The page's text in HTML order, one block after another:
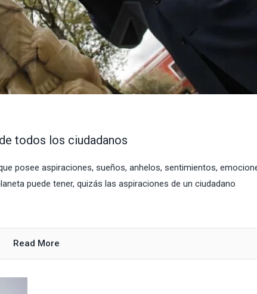
todos los ciudadanos
posee aspiraciones, sueños, anhelos, sentimientos,
puede tener, quizás las aspiraciones de un ciudadano
Read More